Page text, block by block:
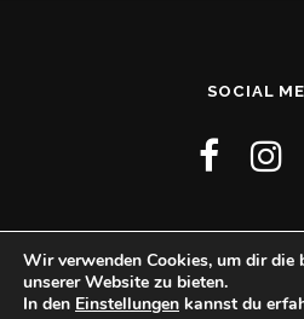
SOCIAL
Wir verwenden Cookies, um dir
unserer Website zu bieten.
In den Einstellungen kannst du